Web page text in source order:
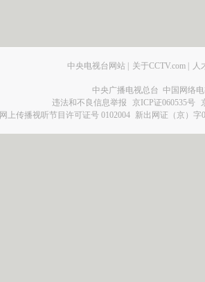
中央电视台网站 关于CCTV.com 人
中央广播电视总台 中国网络
违法和不良信息举报
京ICP证060535号
网上传播视听节目许可证号 0102004 新出网证（京）